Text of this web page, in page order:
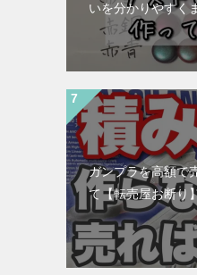
いを分かりやすく
ガンプラを高額で
て【転売屋お断り